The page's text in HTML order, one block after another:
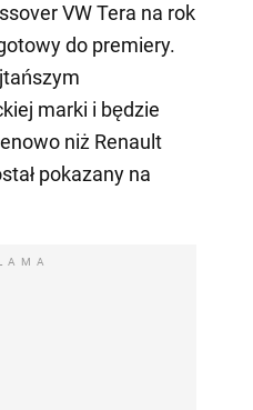
VW Tera na rok
do premiery.
marki i będzie
niż Renault
pokazany na